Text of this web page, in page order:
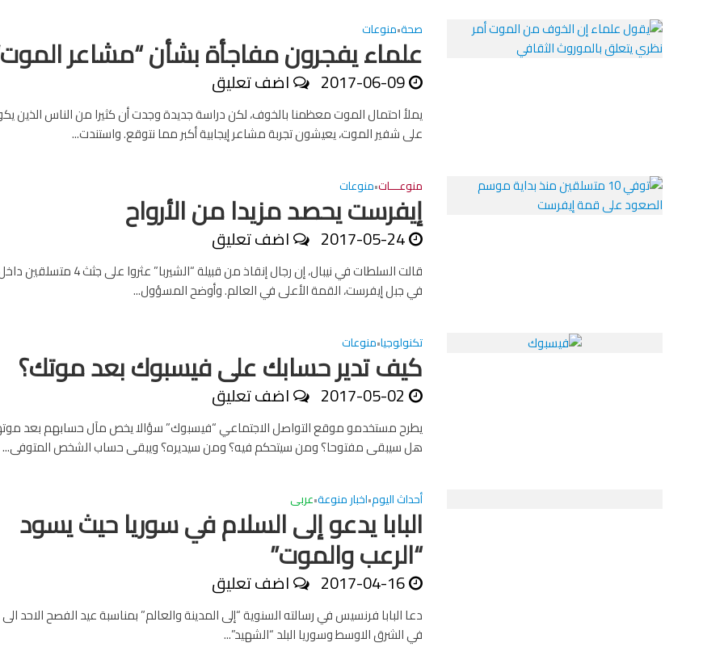
صحة•منوعات
علماء يفجرون مفاجأة بشأن “مشاعر
2017-06-09 اضف تعليق
يملأ احتمال الموت معظمنا بالخوف، لكن دراسة جديدة وجدت أن كثيرا من الناس الذين
على شفير الموت، يعيشون تجربة مشاعر إيجابية أكبر مما نتوقع. واستندت...
منوعـــات•منوعات
إيفرست يحصد مزيدا من الأرواح
2017-05-24 اضف تعليق
قالت السلطات في نيبال، إن رجال إنقاذ من قبيلة “الشيربا”
في جبل إيفرست، القمة الأعلى في العالم. وأوضح المسؤول...
تكنولوجيا•منوعات
كيف تدير حسابك على فيسبوك بعد موتك؟
2017-05-02 اضف تعليق
يطرح مستخدمو موقع التواصل الاجتماعي “فيسبوك” سؤالا يخص مآل حسابهم بعد
هل سيبقى مفتوحا؟ ومن سيتحكم فيه؟ ومن سيديره؟ ويبقى حساب الشخص المتوفى...
أحداث اليوم•اخبار منوعة•عربى
البابا يدعو إلى السلام في سوريا حيث يسود
“الرعب والموت”
2017-04-16 اضف تعليق
دعا البابا فرنسيس في رسالته السنوية “إلى المدينة والعالم” بمناسبة عيد الفصح الاحد
في الشرق الاوسط وسوريا البلد “الشهيد”...